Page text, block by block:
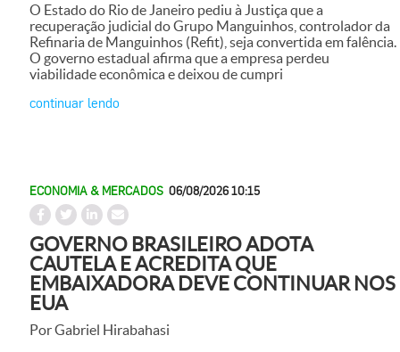
O Estado do Rio de Janeiro pediu à Justiça que a
recuperação judicial do Grupo Manguinhos, controlador da
Refinaria de Manguinhos (Refit), seja convertida em falência.
O governo estadual afirma que a empresa perdeu
viabilidade econômica e deixou de cumpri
continuar lendo
ECONOMIA & MERCADOS 06/08/2026 10:15
GOVERNO BRASILEIRO ADOTA
CAUTELA E ACREDITA QUE
EMBAIXADORA DEVE CONTINUAR NOS
EUA
Por Gabriel Hirabahasi